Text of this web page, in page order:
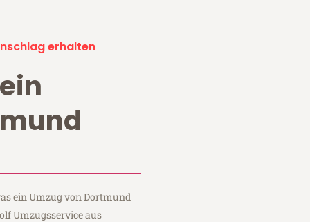
erhalten
ein Umzug von Dortmund
Umzugsservice aus